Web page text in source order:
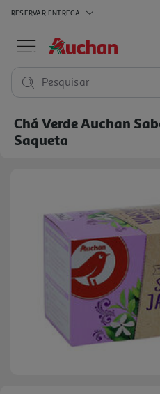
RESERVAR ENTREGA
Pesquisar
Chá Verde Auchan
Saqueta